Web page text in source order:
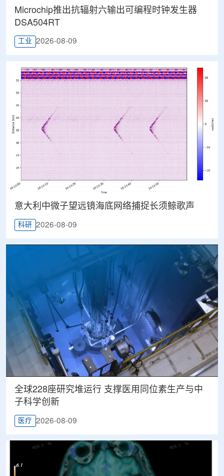
Microchip推出抗辐射六输出可编程时钟发生器
DSA504RT
工业 2026-08-09
意大利中微子望远镜海底网络捕捉长须鲸歌声
科研 2026-08-09
全球228座研究堆运行 支撑医用同位素生产与中
子科学创新
医疗 2026-08-09